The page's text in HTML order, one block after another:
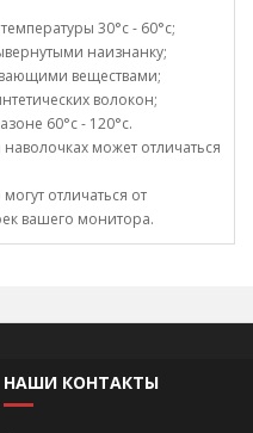
30°c - 60°c;
наизнанку;
веществами;
волокон;
60°c - 120°c.
может отличаться
отличаться от
вашего монитора.
НАШИ КОНТАКТЫ